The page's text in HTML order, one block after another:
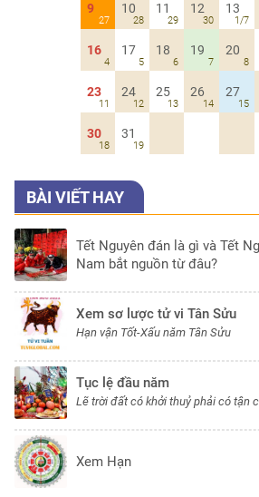
9
27
10
28
11
29
12
30
13
1/7
16
4
17
5
18
6
19
7
20
8
23
11
24
12
25
13
26
14
27
15
30
18
31
19
BÀI VIẾT HAY
Tết Nguyên đán là gì và Tết
Nam bắt nguồn từ đâu?
Xem sơ lược tử vi Tân Sửu
Hạn vận Tốt-Xấu năm Tân Sửu
Tục lệ đầu năm
Lẽ trời đất có khởi thuỷ phải có tận
Xem Hạn